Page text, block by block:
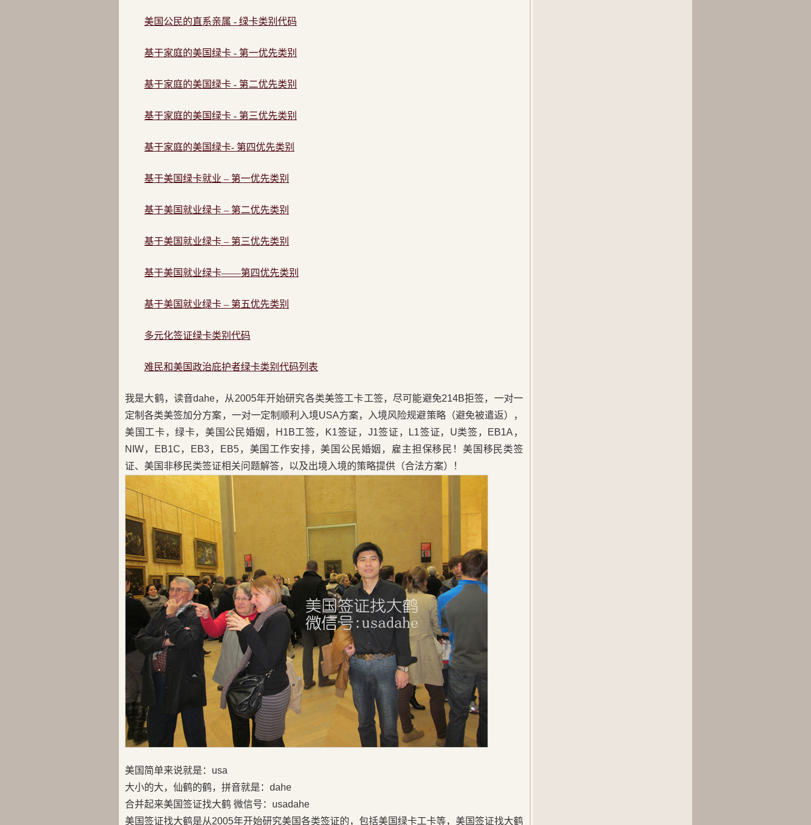
美国公民的直系亲属 - 绿卡类别代码
基于家庭的美国绿卡 - 第一优先类别
基于家庭的美国绿卡 - 第二优先类别
基于家庭的美国绿卡 - 第三优先类别
基于家庭的美国绿卡- 第四优先类别
基于美国绿卡就业 – 第一优先类别
基于美国就业绿卡 – 第二优先类别
基于美国就业绿卡 – 第三优先类别
基于美国就业绿卡——第四优先类别
基于美国就业绿卡 – 第五优先类别
多元化签证绿卡类别代码
难民和美国政治庇护者绿卡类别代码列表
我是大鹤，读音dahe，从2005年开始研究各类美签工卡工签，尽可能避免214B拒签，一对一
定制各类美签加分方案，一对一定制顺利入境USA方案，入境风险规避策略（避免被遣返），
美国工卡，绿卡，美国公民婚姻，H1B工签，K1签证，J1签证，L1签证，U类签，EB1A，
NIW，EB1C，EB3，EB5，美国工作安排，美国公民婚姻，雇主担保移民！美国移民类签
证、美国非移民类签证相关问题解答，以及出境入境的策略提供（合法方案）！
美国简单来说就是：usa
大小的大，仙鹤的鹤，拼音就是：dahe
合并起来美国签证找大鹤 微信号：usadahe
美国签证找大鹤是从2005年开始研究美国各类签证的，包括美国绿卡工卡等，美国签证找大鹤